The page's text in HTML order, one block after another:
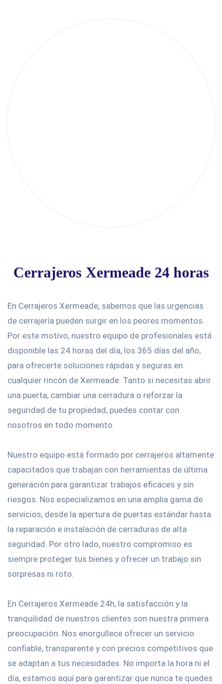
Cerrajeros Xermeade 24 horas
En Cerrajeros Xermeade, sabemos que las urgencias
de cerrajería pueden surgir en los peores momentos.
Por este motivo, nuestro equipo de profesionales está
disponible las 24 horas del día, los 365 días del año,
para ofrecerte soluciones rápidas y seguras en
cualquier rincón de Xermeade. Tanto si necesitas abrir
una puerta, cambiar una cerradura o reforzar la
seguridad de tu propiedad, puedes contar con
nosotros en todo momento.
Nuestro equipo está formado por cerrajeros altamente
capacitados que trabajan con herramientas de última
generación para garantizar trabajos eficaces y sin
riesgos. Nos especializamos en una amplia gama de
servicios, desde la apertura de puertas estándar hasta
la reparación e instalación de cerraduras de alta
seguridad. Por otro lado, nuestro compromiso es
siempre proteger tus bienes y ofrecer un trabajo sin
sorpresas ni roto.
En Cerrajeros Xermeade 24h, la satisfacción y la
tranquilidad de nuestros clientes son nuestra primera
preocupación. Nos enorgullece ofrecer un servicio
confiable, transparente y con precios competitivos que
se adaptan a tus necesidades. No importa la hora ni el
día, estamos aquí para garantizar que nunca te quedes